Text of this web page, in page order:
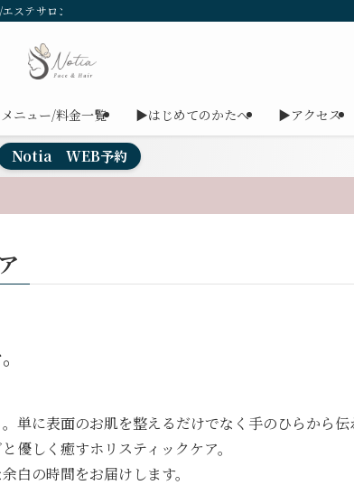
ステサロンNotia（ノーティア）
ニュー/料金一覧 ▶はじめてのかたへ ▶アクセス
Notia WEB予約
単に表面のお肌を整えるだけでなく手のひらから伝
優しく癒すホリスティックケア。
白の時間をお届けします。